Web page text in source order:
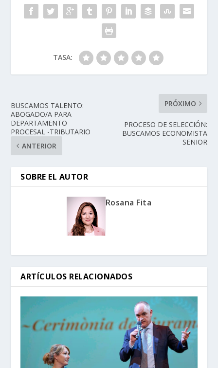
TASA:
BUSCAMOS TALENTO:
ABOGADO/A PARA
DEPARTAMENTO
PROCESAL -TRIBUTARIO
ANTERIOR
PRÓXIMO
PROCESO DE SELECCIÓN:
BUSCAMOS ECONOMISTA
SENIOR
SOBRE EL AUTOR
Rosana Fita
ARTÍCULOS RELACIONADOS